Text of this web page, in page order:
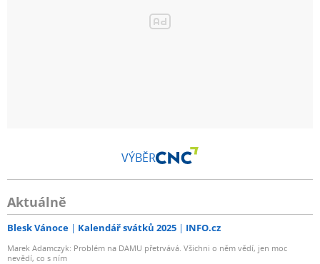
VÝBĚR
Aktuálně
Blesk Vánoce Kalendář svátků 2025 INFO.cz
Marek Adamczyk: Problém na DAMU přetrvává. Všichni o něm vědí, jen moc
nevědí, co s ním